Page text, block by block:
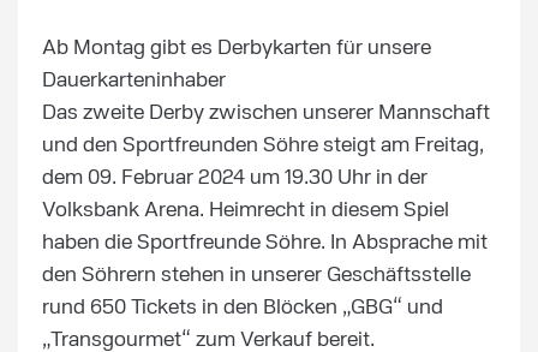
Ab Montag gibt es Derbykarten für unsere
Dauerkarteninhaber
Das zweite Derby zwischen unserer Mannschaft
und den Sportfreunden Söhre steigt am Freitag,
dem 09. Februar 2024 um 19.30 Uhr in der
Volksbank Arena. Heimrecht in diesem Spiel
haben die Sportfreunde Söhre. In Absprache mit
den Söhrern stehen in unserer Geschäftsstelle
rund 650 Tickets in den Blöcken „GBG“ und
„Transgourmet“ zum Verkauf bereit.